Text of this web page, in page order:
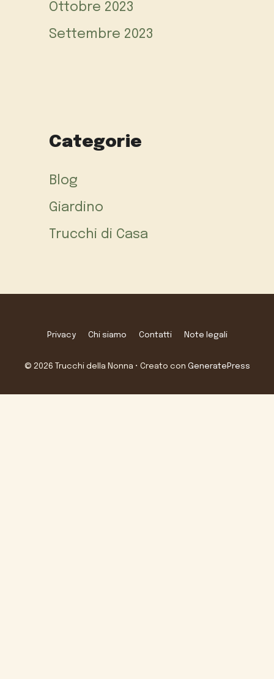
Ottobre 2023
Settembre 2023
Categorie
Blog
Giardino
Trucchi di Casa
Privacy Chi siamo Contatti Note legali
© 2026 Trucchi della Nonna • Creato con GeneratePress